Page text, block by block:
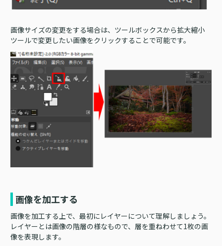
画像サイズの変更をする場合は、ツールボックスから拡大縮小
ツールで変更したい画像をクリックすることで可能です。
画像を加工する
画像を加工する上で、最初にレイヤーについて理解しましょう。
レイヤーとは画像の階層の様なもので、層を重ねわせて1枚の画
像を表現します。